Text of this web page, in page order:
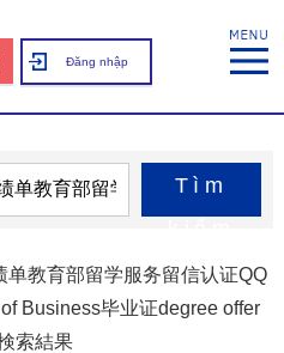
Đăng nhập
Tìm
单教育部留学服务留信认证QQ
Business毕业证degree offer
索結果